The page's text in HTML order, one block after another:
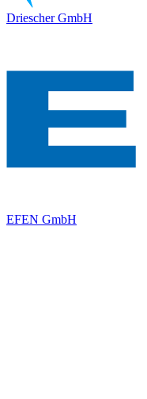
Driescher GmbH
EFEN GmbH